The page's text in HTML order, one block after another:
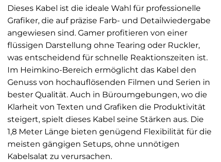
Dieses Kabel ist die ideale Wahl für professionelle
Grafiker, die auf präzise Farb- und Detailwiedergabe
angewiesen sind. Gamer profitieren von einer
flüssigen Darstellung ohne Tearing oder Ruckler,
was entscheidend für schnelle Reaktionszeiten ist.
Im Heimkino-Bereich ermöglicht das Kabel den
Genuss von hochauflösenden Filmen und Serien in
bester Qualität. Auch in Büroumgebungen, wo die
Klarheit von Texten und Grafiken die Produktivität
steigert, spielt dieses Kabel seine Stärken aus. Die
1,8 Meter Länge bieten genügend Flexibilität für die
meisten gängigen Setups, ohne unnötigen
Kabelsalat zu verursachen.